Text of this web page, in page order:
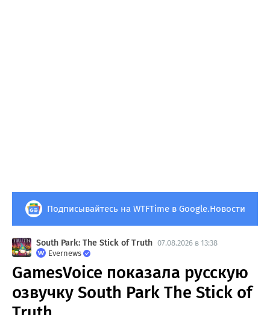
Подписывайтесь на WTFTime в Google.Новости
South Park: The Stick of Truth 07.08.2026 в 13:38
Evernews
GamesVoice показала русскую
озвучку South Park The Stick of